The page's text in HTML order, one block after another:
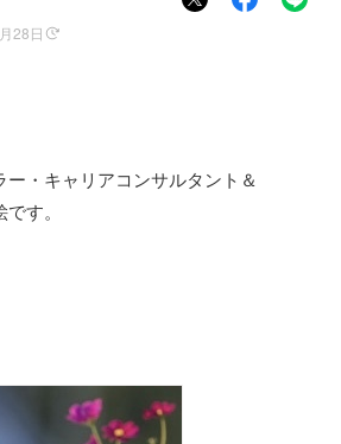
28日
・キャリアコンサルタント＆
す。